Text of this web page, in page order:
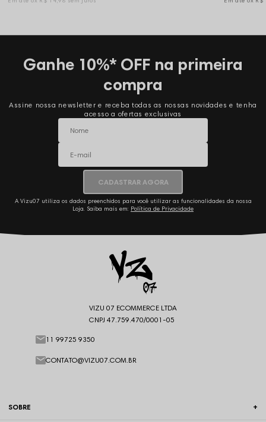
Ganhe 10%* OFF na primeira
compra
Assine nossa newsletter e receba todas as nossas novidades e tenha
acesso a ofertas exclusivas
CADASTRAR AGORA
A Vizu07 utiliza os dados preenchidos para você utilizar as funcionalidades da nossa
Loja. Saiba mais em: Política de Privacidade
SOBRE
VIZU 07 ECOMMERCE LTDA
CNPJ 47.759.470/0001-05
11 99725 9350
CONTATO@VIZU07.COM.BR